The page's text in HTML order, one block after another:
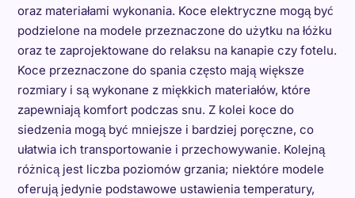
oraz materiałami wykonania. Koce elektryczne mogą być
podzielone na modele przeznaczone do użytku na łóżku
oraz te zaprojektowane do relaksu na kanapie czy fotelu.
Koce przeznaczone do spania często mają większe
rozmiary i są wykonane z miękkich materiałów, które
zapewniają komfort podczas snu. Z kolei koce do
siedzenia mogą być mniejsze i bardziej poręczne, co
ułatwia ich transportowanie i przechowywanie. Kolejną
różnicą jest liczba poziomów grzania; niektóre modele
oferują jedynie podstawowe ustawienia temperatury,